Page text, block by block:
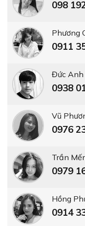
098
Phương
0911
Đức Anh
0938
Vũ
0976
Trần
0979
Hồng
0914